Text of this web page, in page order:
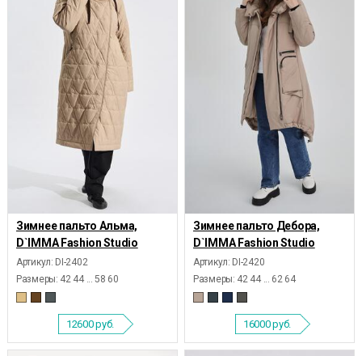
Зимнее пальто Альма,
D`IMMA Fashion Studio
Артикул: DI-2402
Размеры: 42 44 ... 58 60
12600руб.
Зимнее пальто Дебора,
D`IMMA Fashion Studio
Артикул: DI-2420
Размеры: 42 44 ... 62 64
16000руб.